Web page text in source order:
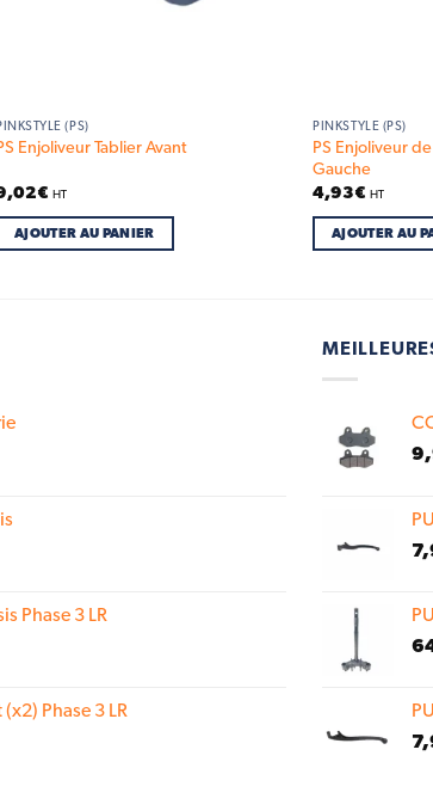
(PS)
Enjoliveur Tablier Avant
€ HT
AJOUTER AU PANIER
PINKSTYLE (PS)
PS Enjoliveur
Gauche
4,93€ HT
AJOUTER AU
Phase 3 LR
Phase 3 LR